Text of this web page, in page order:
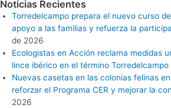
Noticias Recientes
Torredelcampo prepara el nuevo curso
apoyo a las familias y refuerza la
de 2026
Ecologistas en Acción reclama medidas
lince ibérico en el término Torredelcampo
Nuevas casetas en las colonias felinas
reforzar el Programa CER y mejorar la
2026